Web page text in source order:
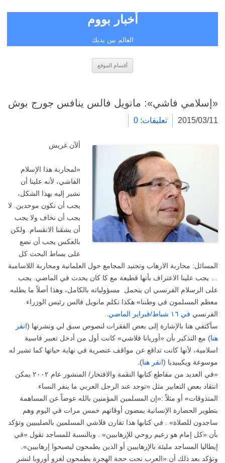
أخبار بووم
العالم بين يديك
أقسام الموقع
«إسلامي فاشي»: مانويل فالس ينافس جورج بوش
2015/03/11 تعليقات: 0
ألآن غريش
«لمحاربة هذا الإسلام
الفاشي، لأنه علينا أن
نشير إليه بهذا الشكل،
يجب أن نكون موحدين. لا
يجب أن نخاف ولا يجب
أن يشقنا الانقسام. ولكن
بالعكس يجب أن نضع
على بساط البحث كل
المسائل: محاربة الارهاب وتجنيد المجامع حول العلمانية ومحاربة اللاسامية
… يجب علينا الاعتراف بأنها قطيعة مع كا كان يحدث في الماضي. يجب
على الرسلام الفرنسي ان يتحمل مسؤولياته بالكامل، وهذا أصلاً ما يطلبه
معظم المسلمون في وطننا» هكذا تكلم مانويل فالس رئيس الوزراء
الفرنسي في ١٦ شباط/فبراير الماضي
سأكتفي هنا بالإشارة إلى بعض الفقرات لنصوص سبق لي ونشرتها (انقر
هنا) مع التذكير بأن «أوريانا فلاشي» كانت أول من أدخل تعبير فاسية
اسلامية، لأنها كانت تدافع عن مواقف عنصرية في نهاية حياتها كما تشير له
موسوعة ويكيبيديا (انقر هنا).
«في العديد من مقاطع كتابها النقمة والافتخار/ المنشور عام ٢٠٠٢ يمكن
انتقاد بعض التعابير مثل «توجد عند الرجل العربي ما ينفر النساء
المتذوقات» أو مثلاً :«إن المسلمين المؤمنين بالله عوضاً عن المساهمة
بتطوير الحضارة الإنسانية يمضون أوقاتهم خمس مرات في اليوم وهم
ساجدون للصلاة» . في كتابها هذا تقارن فلاشي المسلمين بالصليبيين وتؤكد
بأن «كل إمام هو زعيم روحي للإرهابيين» . وبالنسبة للمساجد تقول «في
إيطاليا المساجد مليئة بالإرهابيين أو الذين يطمحون ليصبحوا إرهابيين».
وتؤكد بعد ذلك أن «العرب تحت حجة الهجرة يطمحون لغزو أوروبا لنشر